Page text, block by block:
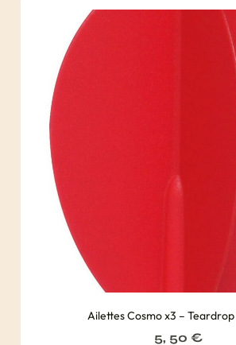
Ailettes Cosmo x3 – Teardrop
5, 50 €